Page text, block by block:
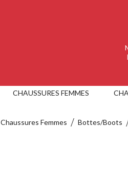
CHAUSSURES FEMMES
Chaussures Femmes Bottes/Boots